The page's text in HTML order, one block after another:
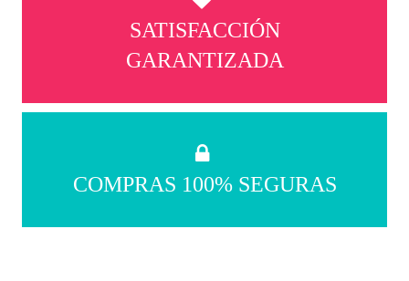
SATISFACCIÓN
GARANTIZADA
COMPRAS 100% SEGURAS